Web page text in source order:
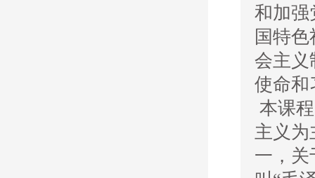
和加强
国特
会主义
使命和
本课
主义为
一，关